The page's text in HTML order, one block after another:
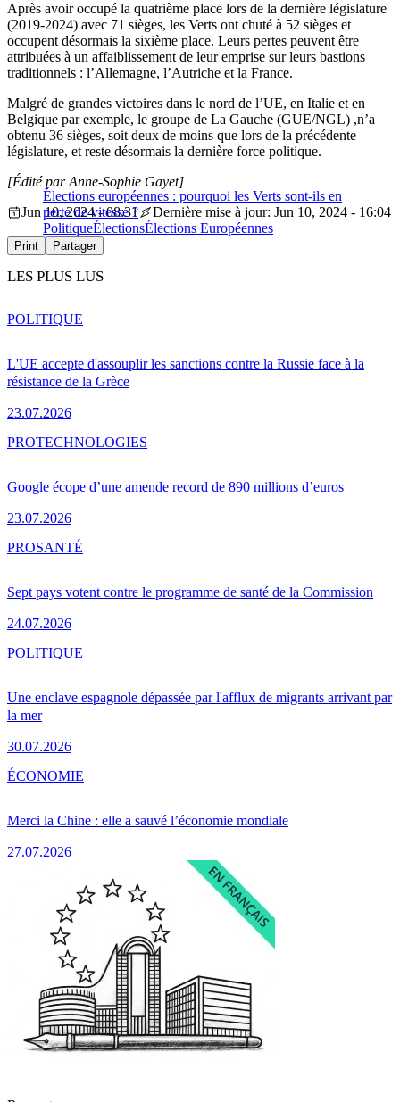
Après avoir occupé la quatrième place lors de la dernière législature
(2019-2024) avec 71 sièges, les Verts ont chuté à 52 sièges et
occupent désormais la sixième place. Leurs pertes peuvent être
attribuées à un affaiblissement de leur emprise sur leurs bastions
traditionnels : l’Allemagne, l’Autriche et la France.
Malgré de grandes victoires dans le nord de l’UE, en Italie et en
Belgique par exemple, le groupe de La Gauche (GUE/NGL) ,n’a
obtenu 36 sièges, soit deux de moins que lors de la précédente
législature, et reste désormais la dernière force politique.
Élections européennes : pourquoi les Verts sont-ils en
perte de vitesse ?
[Édité par Anne-Sophie Gayet]
Jun 10, 2024 - 08:31
Dernière mise à jour: Jun 10, 2024 - 16:04
PolitiqueÉlectionsÉlections Européennes
Print Partager
LES PLUS LUS
L'UE accepte d'assouplir les sanctions contre la Russie face à la
résistance de la Grèce
23.07.2026
POLITIQUE
Google écope d’une amende record de 890 millions d’euros
23.07.2026
PROTECHNOLOGIES
Sept pays votent contre le programme de santé de la Commission
24.07.2026
PROSANTÉ
Une enclave espagnole dépassée par l'afflux de migrants arrivant par
la mer
30.07.2026
POLITIQUE
Merci la Chine : elle a sauvé l’économie mondiale
27.07.2026
ÉCONOMIE